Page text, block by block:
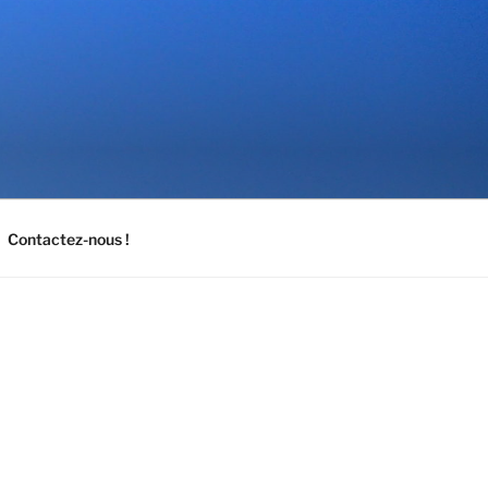
Contactez-nous !